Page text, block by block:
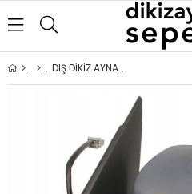
DIŞ DİKİZ AYNA FORD S-MAX 2006- ELEKTRİKLİ ISITMALI ASTARLI SİNYALLİ AYDINLATMALI KÖR NOKTALI SOL